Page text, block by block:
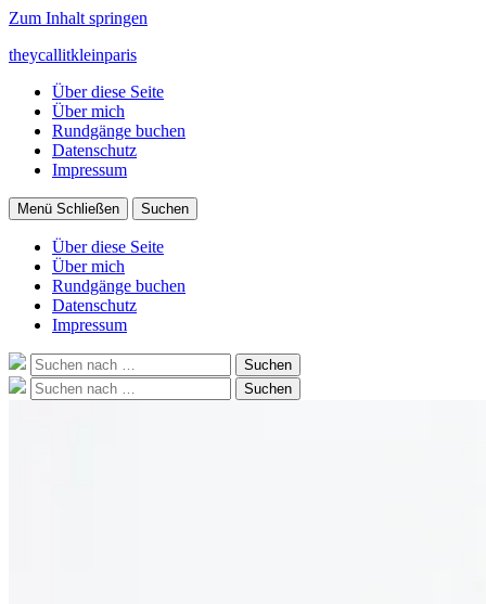
Zum Inhalt springen
theycallitkleinparis
Über diese Seite
Über mich
Rundgänge buchen
Datenschutz
Impressum
Menü Schließen Suchen
Über diese Seite
Über mich
Rundgänge buchen
Datenschutz
Impressum
Suche
nach:
Suchen
Suche
nach:
Suchen